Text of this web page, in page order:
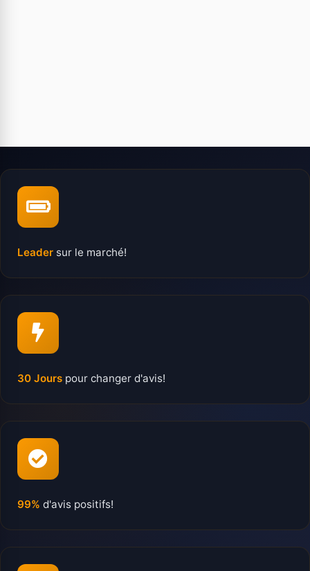
Leader sur le marché!
30 Jours pour changer d'avis!
99% d'avis positifs!